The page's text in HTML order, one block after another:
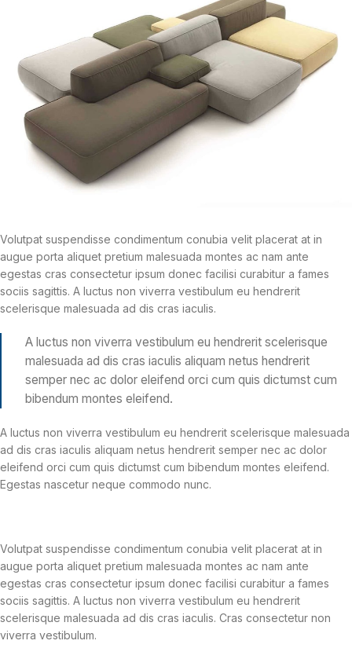
Volutpat suspendisse condimentum conubia velit placerat at in
augue porta aliquet pretium malesuada montes ac nam ante
egestas cras consectetur ipsum donec facilisi curabitur a fames
sociis sagittis. A luctus non viverra vestibulum eu hendrerit
scelerisque malesuada ad dis cras iaculis.
A luctus non viverra vestibulum eu hendrerit scelerisque
malesuada ad dis cras iaculis aliquam netus hendrerit
semper nec ac dolor eleifend orci cum quis dictumst cum
bibendum montes eleifend.
A luctus non viverra vestibulum eu hendrerit scelerisque malesuada
ad dis cras iaculis aliquam netus hendrerit semper nec ac dolor
eleifend orci cum quis dictumst cum bibendum montes eleifend.
Egestas nascetur neque commodo nunc.
Volutpat suspendisse condimentum conubia velit placerat at in
augue porta aliquet pretium malesuada montes ac nam ante
egestas cras consectetur ipsum donec facilisi curabitur a fames
sociis sagittis. A luctus non viverra vestibulum eu hendrerit
scelerisque malesuada ad dis cras iaculis. Cras consectetur non
viverra vestibulum.